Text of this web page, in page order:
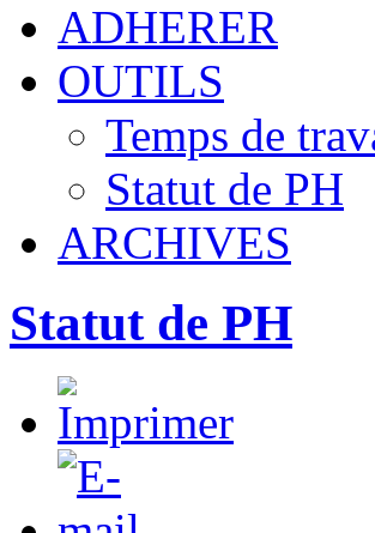
ADHERER
OUTILS
Temps de
Statut de PH
ARCHIVES
Statut de PH